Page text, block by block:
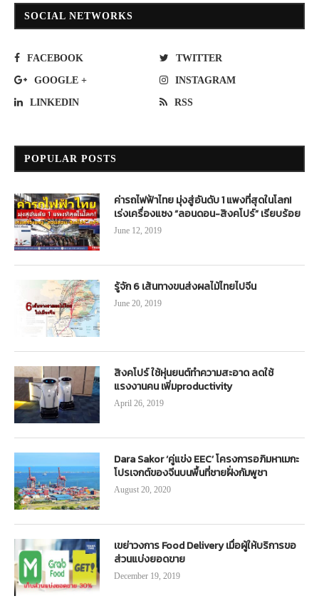
SOCIAL NETWORKS
FACEBOOK TWITTER
GOOGLE + INSTAGRAM
LINKEDIN RSS
POPULAR POSTS
ค่ารถไฟฟ้าไทย มุ่งสู่อันดับ 1 แพงที่สุดในโลก!
เร่งเครื่องแซง “ลอนดอน-สิงคโปร์” เรียบร้อย
June 12, 2019
รู้จัก 6 เส้นทางขนส่งผลไม้ไทยไปจีน
June 20, 2019
สิงคโปร์ ใช้หุ่นยนต์ทำความสะอาด ลดใช้
แรงงานคน เพิ่มproductivity
April 26, 2019
Dara Sakor ‘คู่แข่ง EEC’ โครงการอภิมหาเมกะ
โปรเจกต์ของจีนบนพื้นที่ชายฝั่งกัมพูชา
August 20, 2020
เขย่าวงการ Food Delivery เมื่อผู้ให้บริการขอ
ส่วนแบ่งยอดขาย
December 19, 2019